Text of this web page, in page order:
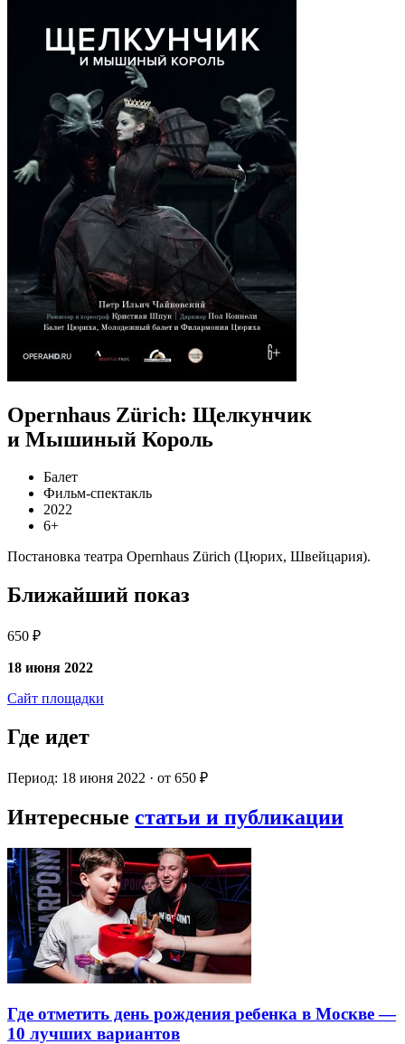
Opernhaus Zürich: Щелкунчик
и Мышиный Король
Балет
Фильм-спектакль
2022
6+
Постановка театра Opernhaus Zürich (Цюрих, Швейцария).
Ближайший показ
650 ₽
18 июня 2022
Сайт площадки
Где идет
Период: 18 июня 2022 · от 650 ₽
Интересные статьи и публикации
Где отметить день рождения ребенка в Москве —
10 лучших вариантов